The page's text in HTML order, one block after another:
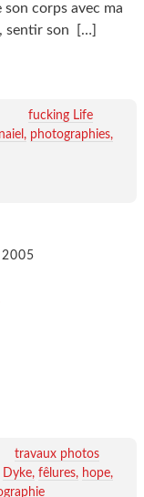
corps avec ma
sentir son
[…]
fucking Life
naiel
photographies
travaux photos
Dyke fêlures
hope